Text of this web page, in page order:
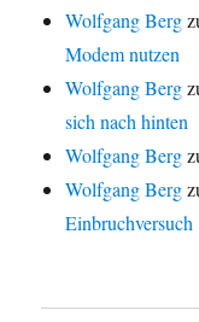
Wolfgang Berg
Modem nutzen
Wolfgang Berg
sich nach hinten
Wolfgang Berg
Wolfgang Berg
Einbruchversuch